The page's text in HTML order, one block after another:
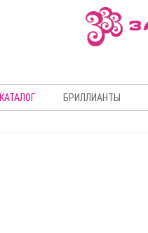
КАТАЛОГ БРИЛЛИАНТЫ